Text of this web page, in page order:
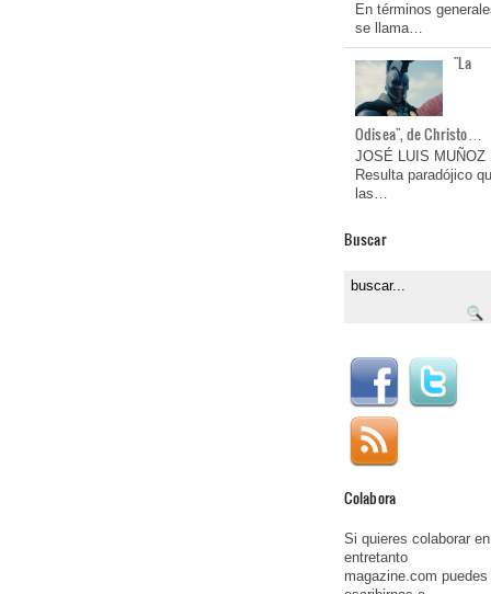
En términos
se llama…
"La
Odisea", de Christo…
JOSÉ LUIS MUÑOZ
Resulta paradójico
las…
Buscar
Colabora
Si quieres colaborar en
entretanto
magazine.com puedes